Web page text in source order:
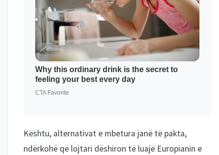
Kështu, alternativat e mbetura janë të pakta,
ndërkohë që lojtari dëshiron të luajë Europianin e